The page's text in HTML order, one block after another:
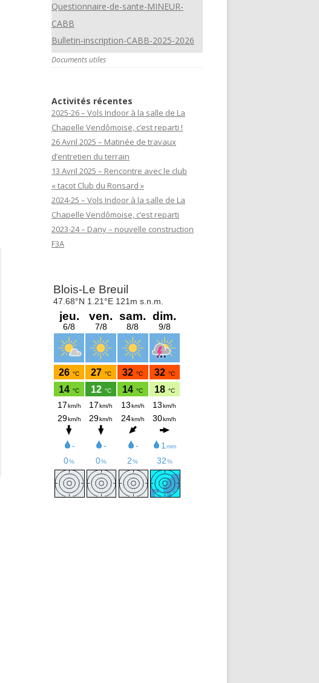
Questionnaire-de-sante-MINEUR-
CABB
Bulletin-inscription-CABB-2025-2026
Documents utiles
Activités récentes
2025-26 – Vols Indoor à la salle de La
Chapelle Vendômoise, c’est reparti !
26 Avril 2025 – Matinée de travaux
d’entretien du terrain
13 Avril 2025 – Rencontre avec le club
« tacot Club du Ronsard »
2024-25 – Vols Indoor à la salle de La
Chapelle Vendômoise, c’est reparti
2023-24 – Dany – nouvelle construction
F3A